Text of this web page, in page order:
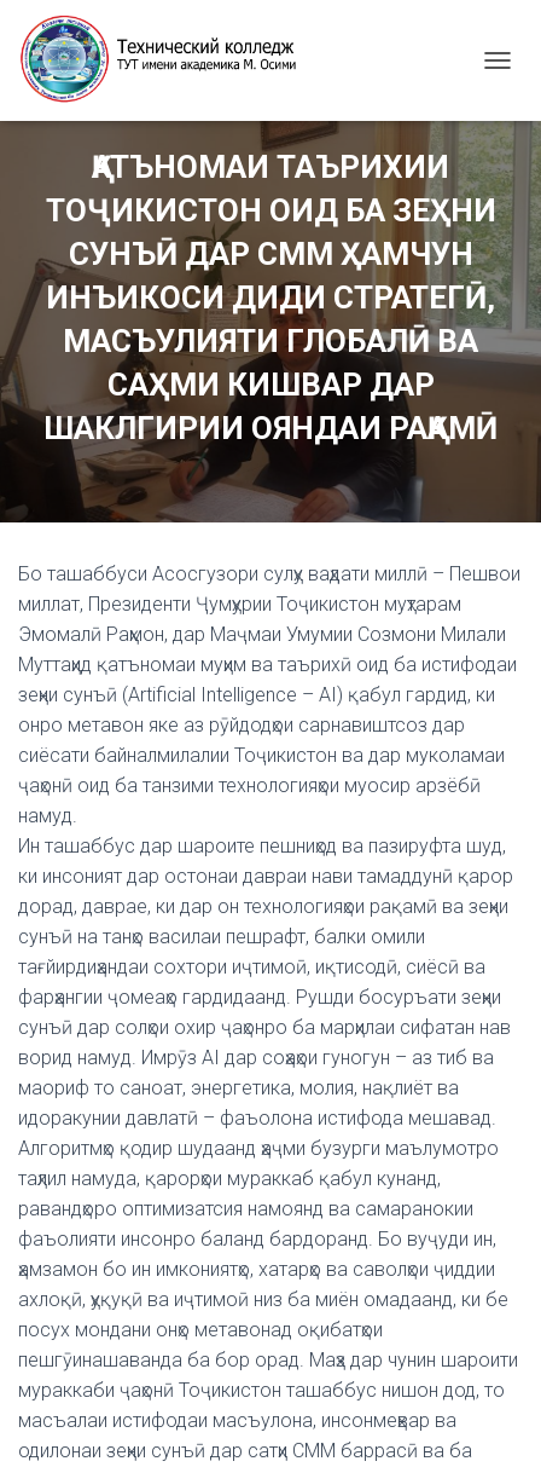
G
G
L
E
N
A
V
I
G
A
T
ҚАТЪНОМАИ ТАЪРИХИИ
ТОҶИКИСТОН ОИД БА ЗЕҲНИ
СУНЪӢ ДАР СММ ҲАМЧУН
ИНЪИКОСИ ДИДИ СТРАТЕГӢ,
МАСЪУЛИЯТИ ГЛОБАЛӢ ВА
САҲМИ КИШВАР ДАР
ШАКЛГИРИИ ОЯНДАИ РАҚАМӢ
Бо ташаббуси Асосгузори сулҳу ваҳдати миллӣ – Пешвои
миллат, Президенти Ҷумҳурии Тоҷикистон муҳтарам
Эмомалӣ Раҳмон, дар Маҷмаи Умумии Созмони Милали
Муттаҳид қатъномаи муҳим ва таърихӣ оид ба истифодаи
зеҳни сунъӣ (Artificial Intelligence – AI) қабул гардид, ки
онро метавон яке аз рӯйдодҳои сарнавиштсоз дар
сиёсати байналмилалии Тоҷикистон ва дар муколамаи
ҷаҳонӣ оид ба танзими технологияҳои муосир арзёбӣ
намуд.
Ин ташаббус дар шароите пешниҳод ва пазируфта шуд,
ки инсоният дар остонаи давраи нави тамаддунӣ қарор
дорад, даврае, ки дар он технологияҳои рақамӣ ва зеҳни
сунъӣ на танҳо василаи пешрафт, балки омили
тағйирдиҳандаи сохтори иҷтимоӣ, иқтисодӣ, сиёсӣ ва
фарҳангии ҷомеаҳо гардидаанд. Рушди босуръати зеҳни
сунъӣ дар солҳои охир ҷаҳонро ба марҳилаи сифатан нав
ворид намуд. Имрӯз AI дар соҳаҳои гуногун – аз тиб ва
маориф то саноат, энергетика, молия, нақлиёт ва
идоракунии давлатӣ – фаъолона истифода мешавад.
Алгоритмҳо қодир шудаанд ҳаҷми бузурги маълумотро
таҳлил намуда, қарорҳои мураккаб қабул кунанд,
равандҳоро оптимизатсия намоянд ва самаранокии
фаъолияти инсонро баланд бардоранд. Бо вуҷуди ин,
ҳамзамон бо ин имкониятҳо, хатарҳо ва саволҳои ҷиддии
ахлоқӣ, ҳуқуқӣ ва иҷтимоӣ низ ба миён омадаанд, ки бе
посух мондани онҳо метавонад оқибатҳои
пешгӯинашаванда ба бор орад. Маҳз дар чунин шароити
мураккаби ҷаҳонӣ Тоҷикистон ташаббус нишон дод, то
масъалаи истифодаи масъулона, инсонмеҳвар ва
одилонаи зеҳни сунъӣ дар сатҳи СММ баррасӣ ва ба